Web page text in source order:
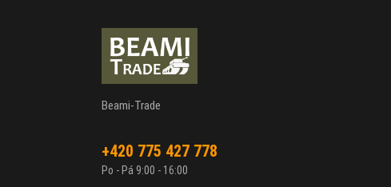
Beami-Trade
+420 775 427 778
Po - Pá 9:00 - 16:00